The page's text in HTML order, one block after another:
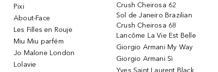
Pixi
About-Face
Les Filles en Rouje
Miu Miu parfém
Jo Malone London
Lolavie
Crush Cheirosa 62
Sol de Janeiro Brazilian
Crush Cheirosa 68
Lancôme La Vie Est Belle
Giorgio Armani My Way
Giorgio Armani Sì
Yves Saint Laurent Black